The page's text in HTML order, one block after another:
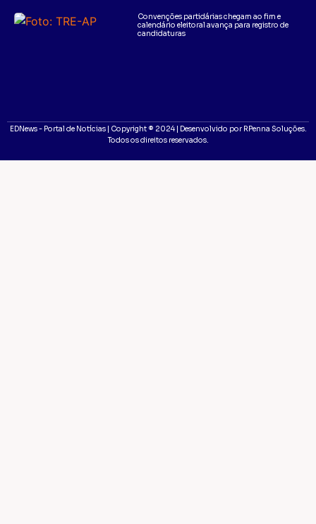
Convenções partidárias chegam ao fim e
calendário eleitoral avança para registro de
candidaturas
EDNews - Portal de Notícias | Copyright ® 2024 | Desenvolvido por RPenna Soluções.
Todos os direitos reservados.